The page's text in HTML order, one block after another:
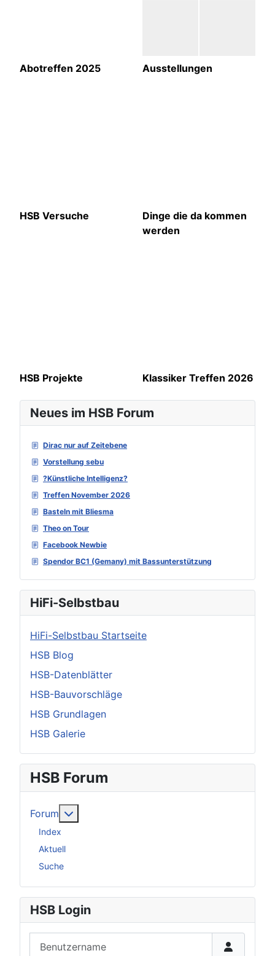
Neues im HSB Forum
Dirac nur auf Zeitebene
Vorstellung sebu
?Künstliche Intelligenz?
Treffen November 2026
Basteln mit Bliesma
Theo on Tour
Facebook Newbie
Spendor BC1 (Gemany) mit Bassunterstützung
HiFi-Selbstbau
HiFi-Selbstbau Startseite
HSB Blog
HSB-Datenblätter
HSB-Bauvorschläge
HSB Grundlagen
HSB Galerie
HSB Forum
Forum
Index
Aktuell
Suche
HSB Login
Abotreffen 2025 Ausstellungen
HSB Versuche
Dinge die da kommen
werden
HSB Projekte Klassiker Treffen 2026